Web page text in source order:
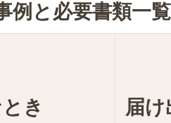
例と必要書類一覧
き 届